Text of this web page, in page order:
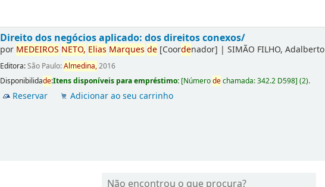
Direito dos negócios aplicado: dos direitos conexos/
por MEDEIROS NETO, Elias Marques de [Coordenador] |SIMÃO FILHO, Adalberto
Editora:São Paulo:Almedina,2016
Disponibilidade:Itens disponíveis para empréstimo: [Númerodechamada:342.2 D598](2).
Reservar Adicionar ao seu carrinho